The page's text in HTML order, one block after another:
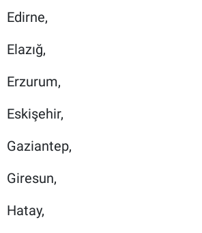
Edirne,
Elazığ,
Erzurum,
Eskişehir,
Gaziantep,
Giresun,
Hatay,